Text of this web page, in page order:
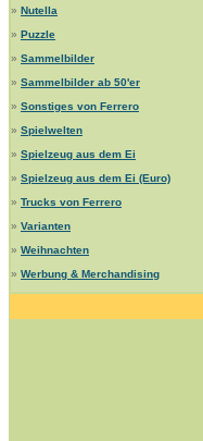
» Nutella
» Puzzle
» Sammelbilder
» Sammelbilder ab 50'er
» Sonstiges von Ferrero
» Spielwelten
» Spielzeug aus dem Ei
» Spielzeug aus dem Ei (Euro)
» Trucks von Ferrero
» Varianten
» Weihnachten
» Werbung & Merchandising